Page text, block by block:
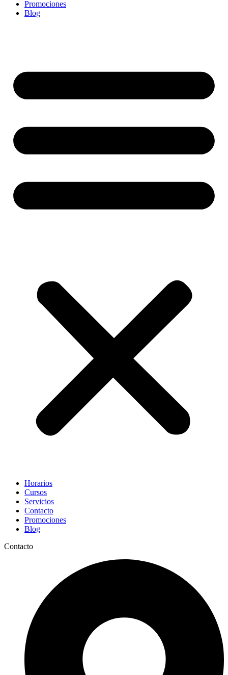
Promociones
Blog
Horarios
Cursos
Servicios
Contacto
Promociones
Blog
Contacto